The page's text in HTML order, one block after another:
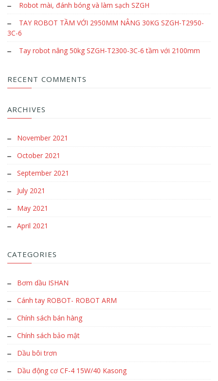
Robot mài, đánh bóng và làm sạch SZGH
TAY ROBOT TẦM VỚI 2950MM NÂNG 30KG SZGH-T2950-
3C-6
Tay robot nâng 50kg SZGH-T2300-3C-6 tầm với 2100mm
RECENT COMMENTS
ARCHIVES
November 2021
October 2021
September 2021
July 2021
May 2021
April 2021
CATEGORIES
Bơm dầu ISHAN
Cánh tay ROBOT- ROBOT ARM
Chính sách bán hàng
Chính sách bảo mật
Dầu bôi trơn
Dầu động cơ CF-4 15W/40 Kasong